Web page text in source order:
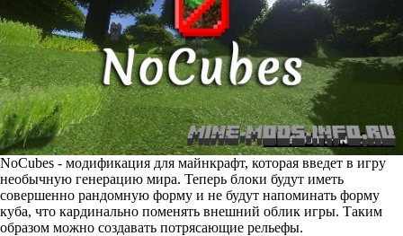
NoCubes - модификация для майнкрафт, которая введет в игру
необычную генерацию мира. Теперь блоки будут иметь
совершенно рандомную форму и не будут напоминать форму
куба, что кардинально поменять внешний облик игры. Таким
образом можно создавать потрясающие рельефы.